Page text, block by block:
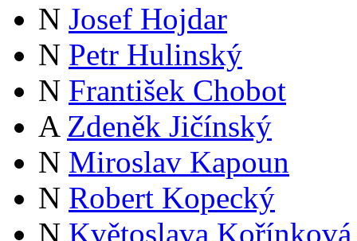
N Josef Hojdar
N Petr Hulinský
N František Chobot
A Zdeněk Jičínský
N Miroslav Kapoun
N Robert Kopecký
N Květoslava Kořínková